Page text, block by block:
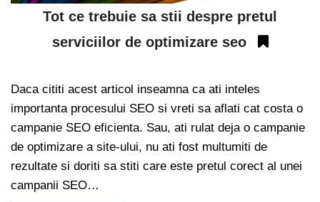
Tot ce trebuie sa stii despre pretul
serviciilor de optimizare seo
Daca cititi acest articol inseamna ca ati inteles
importanta procesului SEO si vreti sa aflati cat costa o
campanie SEO eficienta. Sau, ati rulat deja o campanie
de optimizare a site-ului, nu ati fost multumiti de
rezultate si doriti sa stiti care este pretul corect al unei
campanii SEO…